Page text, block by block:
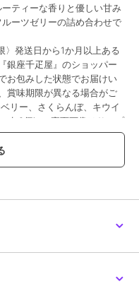
ティーな香りと優しい甘み
ーツゼリーの詰め合わせで
発送日から1か月以上ある
座千疋屋』のショッパー
お包みした状態でお届けい
賞味期限が異なる場合がご
リー、さくらんぼ、キウイ
各2個) ※裏面画像はサンプ
のものではございません。